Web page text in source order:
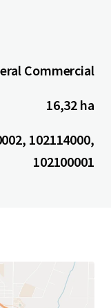
Commercial
16,32 ha
102114000,
102100001